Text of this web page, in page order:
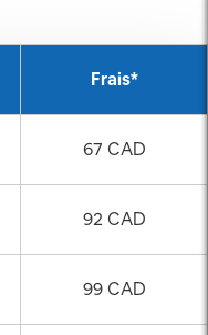
Frais*
67 CAD
92 CAD
99 CAD